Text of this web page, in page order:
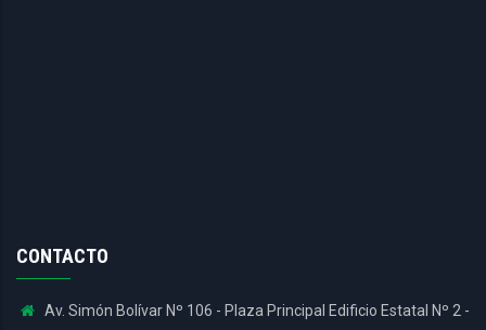
CONTACTO
Av. Simón Bolívar Nº 106 - Plaza Principal Edificio Estatal Nº 2 -